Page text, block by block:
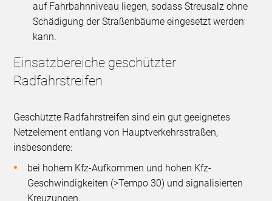
auf Fahrbahnniveau liegen, sodass Streusalz ohne
Schädigung der Straßenbäume eingesetzt werden
kann.
Einsatzbereiche geschützter
Radfahrstreifen
Geschützte Radfahrstreifen sind ein gut geeignetes
Netzelement entlang von Hauptverkehrsstraßen,
insbesondere:
bei hohem Kfz-Aufkommen und hohen Kfz-
Geschwindigkeiten (>Tempo 30) und signalisierten
Kreuzungen,